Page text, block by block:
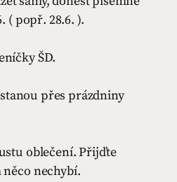
( popř. 28.6. ).
ŠD.
přes prázdniny
oblečení. Přijďte
nechybí.